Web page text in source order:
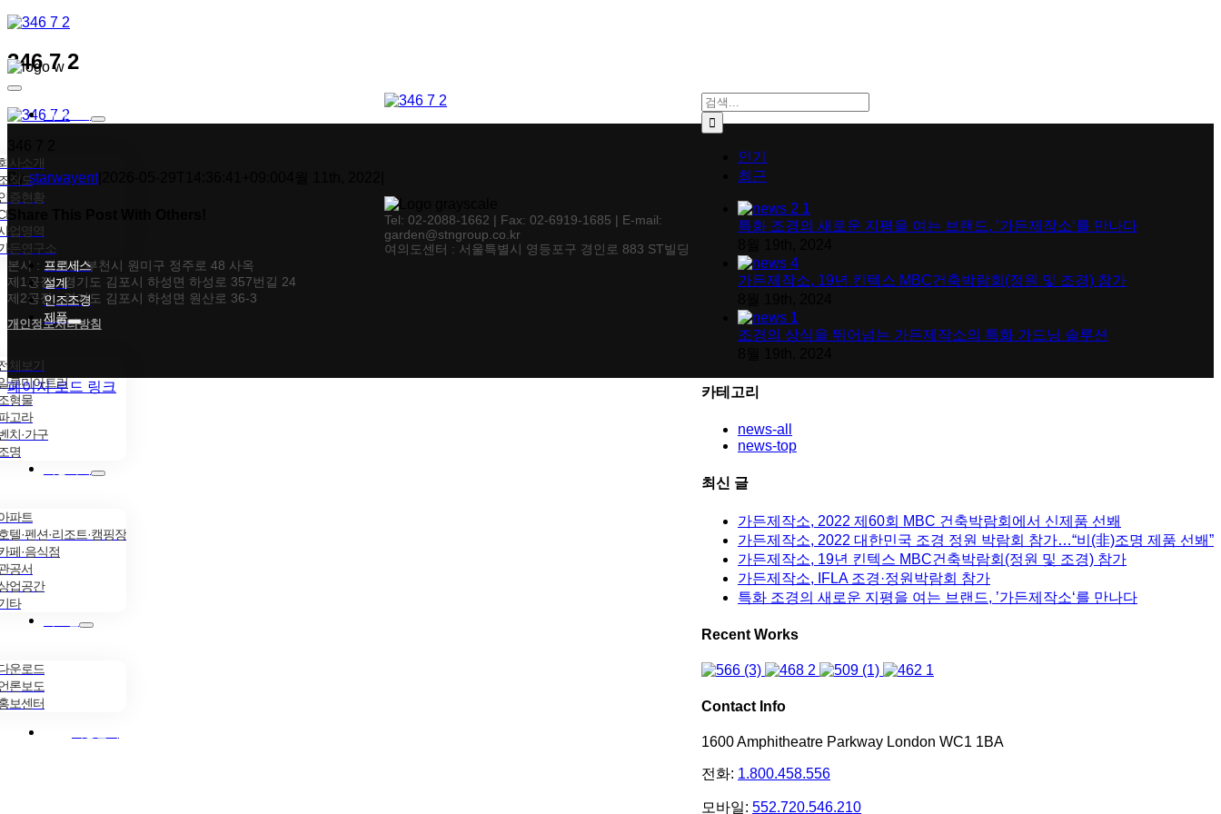
콘텐츠로
Toggle
Navigation
회사소개
사소개
직도
증현황
업영역
든연구소
프로세스
설계
인조조경
제품
체보기
루미아트리
형물
고라
치·가구
명
파트
텔·펜션·리조트·캠핑장
페·음식점
공서
업공간
타
운로드
론보도
보센터
346 7 2
Bystarwayent|
Facebook
X
Tumblr
Pinterest
이메일
검색:
인기
최근
특화 조경의 새로운 지평을 여는 브랜드, ’가든제작소‘를 만나다
가든제작소, 19년 킨텍스 MBC건축박람회(정원 및 조경) 참가
조경의 상식을 뛰어넘는 가든제작소의 특화 가드닝 솔루션
카테고리
news-all
news-top
최신 글
가든제작소, 2022 제60회 MBC 건축박람회에서 신제품 선봬
가든제작소, 2022 대한민국 조경 정원 박람회 참가…“비(非)조명 제품 선봬”
가든제작소, 19년 킨텍스 MBC건축박람회(정원 및 조경) 참가
가든제작소, IFLA 조경·정원박람회 참가
특화 조경의 새로운 지평을 여는 브랜드, ’가든제작소‘를 만나다
Recent Works
Contact Info
1600 Amphitheatre Parkway London WC1 1BA
전화: 1.800.458.556
모바일: 552.720.546.210
Tel: 02-2088-1662 | Fax: 02-6919-1685 | E-mail:
garden@stngroup.co.kr
여의도센터 : 서울특별시 영등포구 경인로 883 ST빌딩
본사 : 경기도 부천시 원미구 정주로 48 사옥
제1공장 : 경기도 김포시 하성면 하성로 357번길 24
제2공장 : 경기도 김포시 하성면 원산로 36-3
개인정보처리방침
페이지 로드 링크